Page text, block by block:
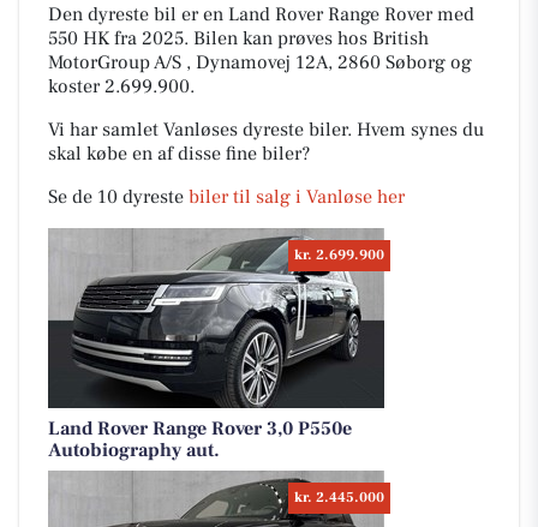
Den dyreste bil er en Land Rover Range Rover med
550 HK fra 2025. Bilen kan prøves hos British
MotorGroup A/S , Dynamovej 12A, 2860 Søborg og
koster 2.699.900.
Vi har samlet Vanløses dyreste biler. Hvem synes du
skal købe en af disse fine biler?
Se de 10 dyreste biler til salg i Vanløse her
kr. 2.699.900
Land Rover Range Rover 3,0 P550e
Autobiography aut.
kr. 2.445.000